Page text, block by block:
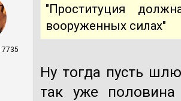
"Проституция
вооруженных силах"
Ну тогда пусть
так уже